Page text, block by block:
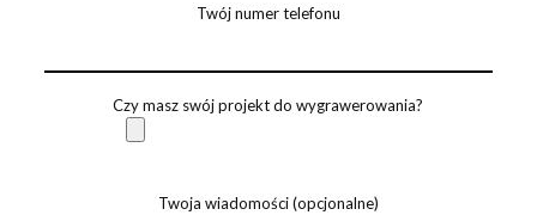
Twój numer telefonu
Czy masz swój projekt do wygrawerowania?
Twoja wiadomości (opcjonalne)